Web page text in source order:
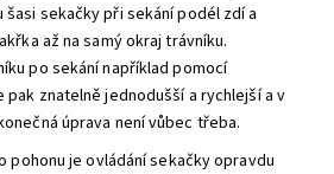
sekačky při sekání podél zdí a
až na samý okraj trávníku.
po sekání například pomocí
pak znatelně jednodušší a rychlejší a v
úprava není vůbec třeba.
pohonu je ovládání sekačky opravdu